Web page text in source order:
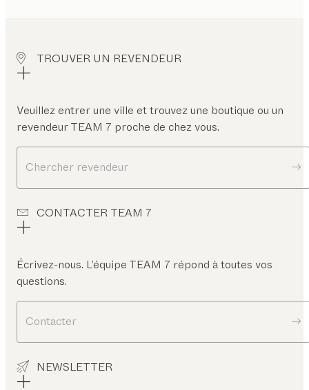
TROUVER UN REVENDEUR
Veuillez entrer une ville et trouvez une boutique ou un
revendeur TEAM 7 proche de chez vous.
Chercher revendeur
CONTACTER TEAM 7
Écrivez-nous. L’équipe TEAM 7 répond à toutes vos
questions.
Contacter
NEWSLETTER